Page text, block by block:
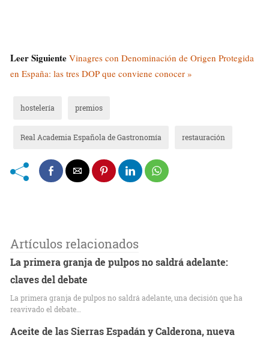
Leer Siguiente Vinagres con Denominación de Origen Protegida
en España: las tres DOP que conviene conocer »
hostelería premios
Real Academia Española de Gastronomía restauración
Artículos relacionados
La primera granja de pulpos no saldrá adelante:
claves del debate
La primera granja de pulpos no saldrá adelante, una decisión que ha
reavivado el debate…
Aceite de las Sierras Espadán y Calderona, nueva